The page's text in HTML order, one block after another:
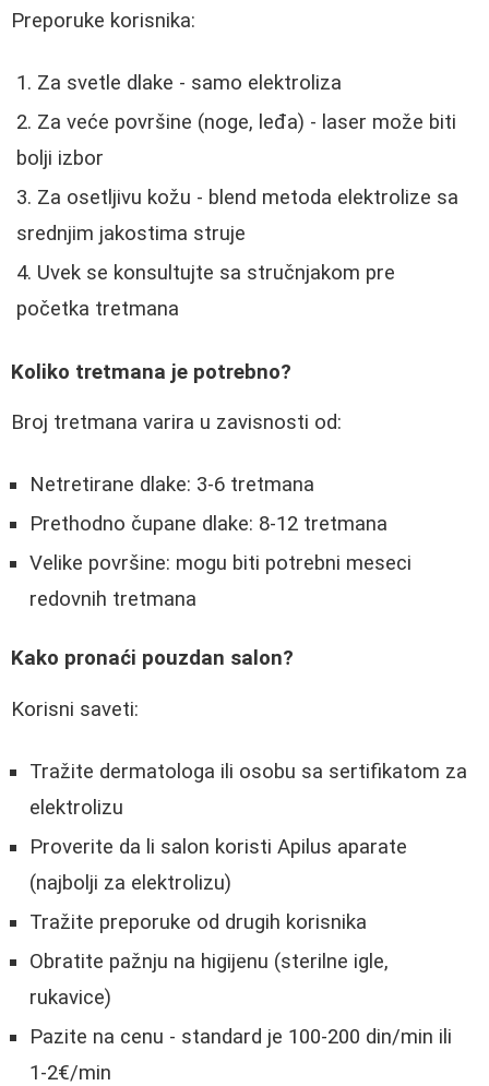
Preporuke korisnika:
Za svetle dlake - samo elektroliza
Za veće površine (noge, leđa) - laser može biti
bolji izbor
Za osetljivu kožu - blend metoda elektrolize sa
srednjim jakostima struje
Uvek se konsultujte sa stručnjakom pre
početka tretmana
Koliko tretmana je potrebno?
Broj tretmana varira u zavisnosti od:
Netretirane dlake: 3-6 tretmana
Prethodno čupane dlake: 8-12 tretmana
Velike površine: mogu biti potrebni meseci
redovnih tretmana
Kako pronaći pouzdan salon?
Korisni saveti:
Tražite dermatologa ili osobu sa sertifikatom za
elektrolizu
Proverite da li salon koristi Apilus aparate
(najbolji za elektrolizu)
Tražite preporuke od drugih korisnika
Obratite pažnju na higijenu (sterilne igle,
rukavice)
Pazite na cenu - standard je 100-200 din/min ili
1-2€/min